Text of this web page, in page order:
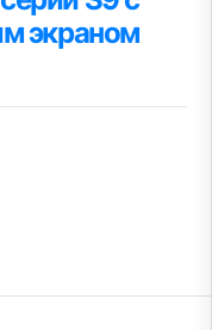
экраном